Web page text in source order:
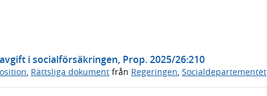
i socialförsäkringen, Prop. 2025/26:210
, Rättsliga dokument från Regeringen, Socialdepartementet